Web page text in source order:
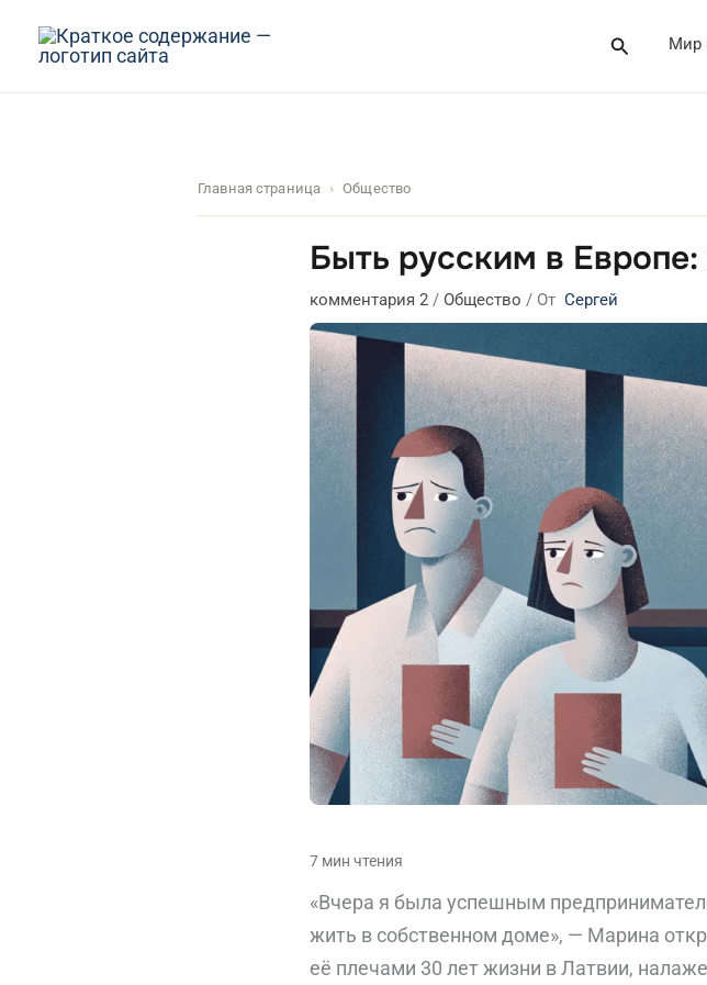
Поиск Мир
Главная страница Общество
Быть русским в
комментария 2 / Общество / От Сергей
«Вчера я была успешным
жить в собственном доме», — Марина
её плечами 30 лет жизни в Латвии,